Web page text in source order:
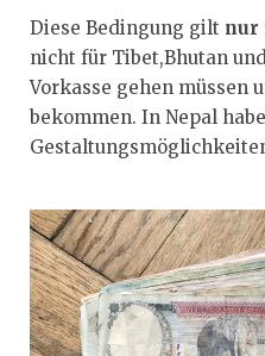
Diese Bedingung gilt nur
nicht für Tibet,Bhutan
Vorkasse gehen müssen
bekommen. In Nepal